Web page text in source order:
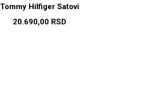
Tommy Hilfiger Satovi
20.690,00 RSD